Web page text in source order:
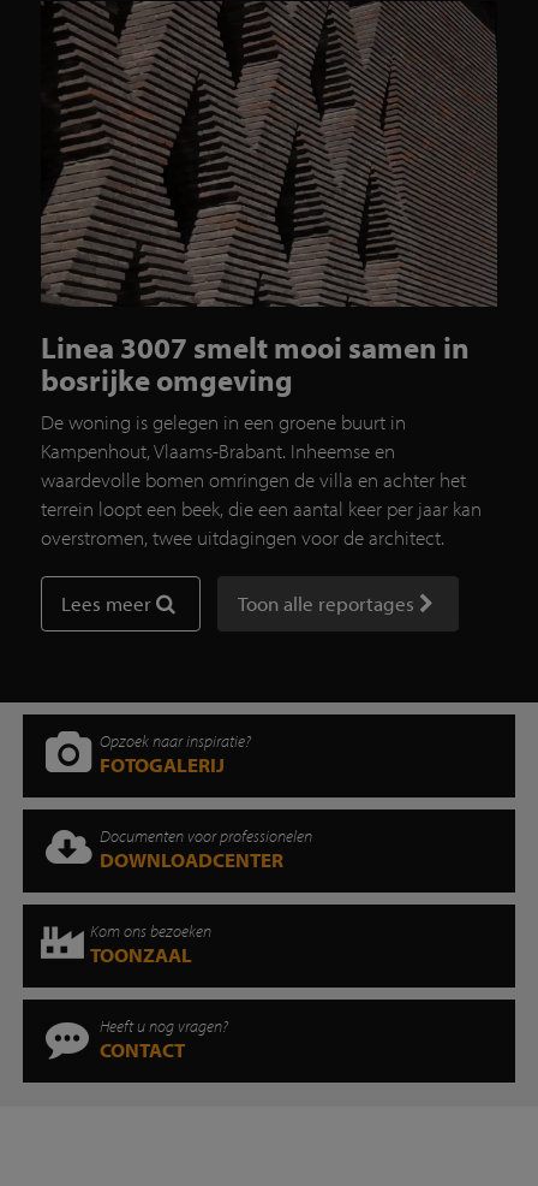
Linea 3007 smelt mooi samen in
bosrijke omgeving
De woning is gelegen in een groene buurt in
Kampenhout, Vlaams-Brabant. Inheemse en
waardevolle bomen omringen de villa en achter het
terrein loopt een beek, die een aantal keer per jaar kan
overstromen, twee uitdagingen voor de architect.
Lees meer Toon alle reportages
Opzoek naar inspiratie?
FOTOGALERIJ
Documenten voor professionelen
DOWNLOADCENTER
Kom ons bezoeken
TOONZAAL
Heeft u nog vragen?
CONTACT